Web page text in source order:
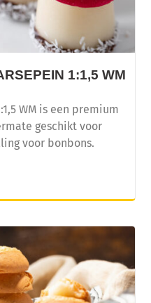
1:1,5 WM
WM is een premium
geschikt voor
voor bonbons.